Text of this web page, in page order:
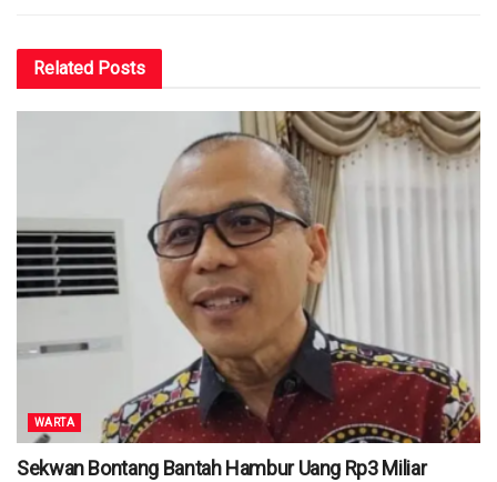
Related Posts
WARTA
Sekwan Bontang Bantah Hambur Uang Rp3 Miliar